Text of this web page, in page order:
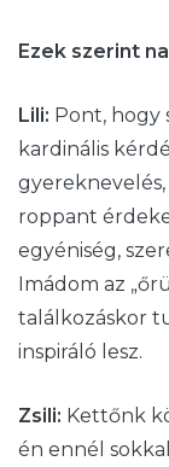
Ezek szerint
Lili: Pont, hogy
kardinális
roppant
egyéniség,
Imádom az
találkozáskor
inspiráló lesz.
Zsili: Kettőnk
én ennél